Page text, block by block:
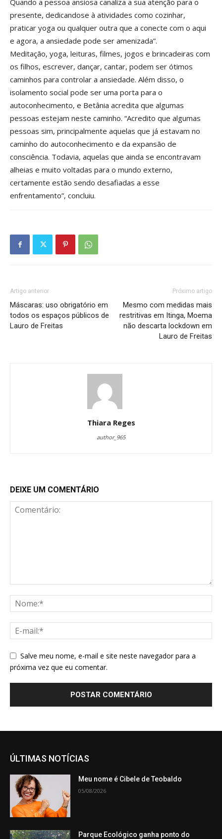
Quando a pessoa ansiosa canaliza a sua atenção para o
presente, dedicandose à atividades como cozinhar,
praticar yoga ou qualquer outra que a conecte com o aqui
e agora, a ansiedade pode ser amenizada”.
Meditação, yoga, leituras, filmes, jogos e brincadeiras com
os filhos, escrever, dançar, cantar, podem ser ótimos
caminhos para controlar a ansiedade. Além disso, o
isolamento social pode ser uma porta para o
autoconhecimento, e Betânia acredita que algumas
pessoas estejam neste caminho. “Acredito que algumas
pessoas sim, principalmente aquelas que já estavam no
caminho do autoconhecimento e da expansão de
consciência. Todavia, aquelas que ainda se encontravam
alheias e muito voltadas para o mundo externo,
certamente estão sendo desafiadas a esse
enfrentamento”, concluiu.
Artigo anterior
Máscaras: uso obrigatório em
todos os espaços públicos de
Lauro de Freitas
Próximo artigo
Mesmo com medidas mais
restritivas em Itinga, Moema
não descarta lockdown em
Lauro de Freitas
Thiara Reges
author_965
DEIXE UM COMENTÁRIO
Salve meu nome, e-mail e site neste navegador para a
próxima vez que eu comentar.
ÚLTIMAS NOTÍCIAS
Meu nome é Cibele de Teobaldo
05/08/2026
Parque Ecológico ganha ponto do